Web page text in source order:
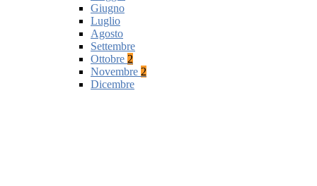
Giugno
Luglio
Agosto
Settembre
Ottobre 2
Novembre 2
Dicembre